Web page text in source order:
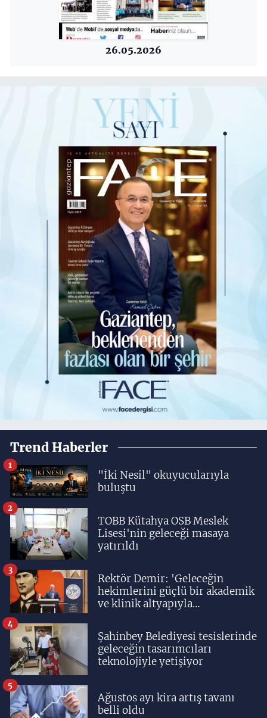
26.05.2026
Trend Haberler
"İki Nesil" okuyucularıyla
buluştu
1
TOBB Kütahya OSB Meslek
Lisesi'nin geleceği masaya
yatırıldı
2
Rektör Demir: 'Geleceğin
hekimlerini güçlü bir akademik
ve klinik altyapıyla
3
Şahinbey Belediyesi tesislerinde
geleceğin tasarımcıları
teknolojiyle yetişiyor
4
Ağustos ayı kira artış tavanı
belli oldu
5